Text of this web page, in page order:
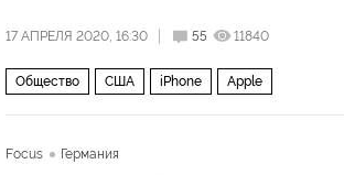
17 АПРЕЛЯ 2020, 16:30 55 11840
Общество США iPhone Apple
Focus Германия